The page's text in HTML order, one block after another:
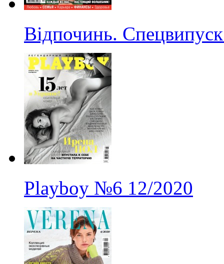
Відпочинь.
Playboy №6 12/2020